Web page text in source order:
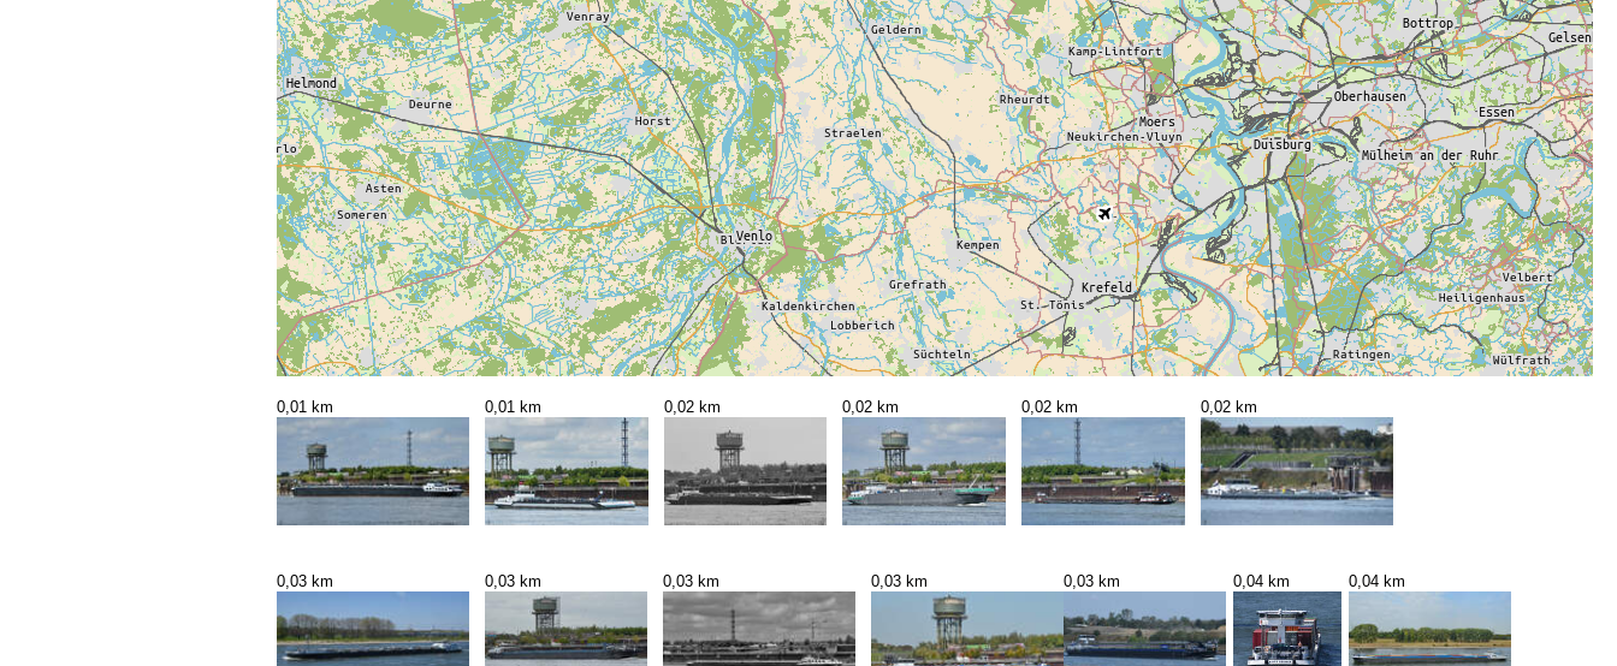
0,01 km 0,01 km 0,02 km 0,02 km 0,02 km 0,02 km
0,03 km 0,03 km 0,03 km 0,03 km 0,03 km 0,04 km 0,04 km